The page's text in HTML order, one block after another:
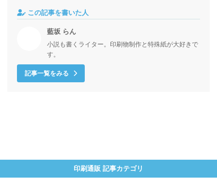
この記事を書いた人
藍坂 らん
小説も書くライター。印刷物制作と特殊紙が大好きで
す。
記事一覧をみる
印刷通販 記事カテゴリ